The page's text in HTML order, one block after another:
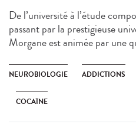
De l’université à l’étude
passant par la prestigieuse
Morgane est animée par une
NEUROBIOLOGIE ADDICTIONS
COCAÏNE